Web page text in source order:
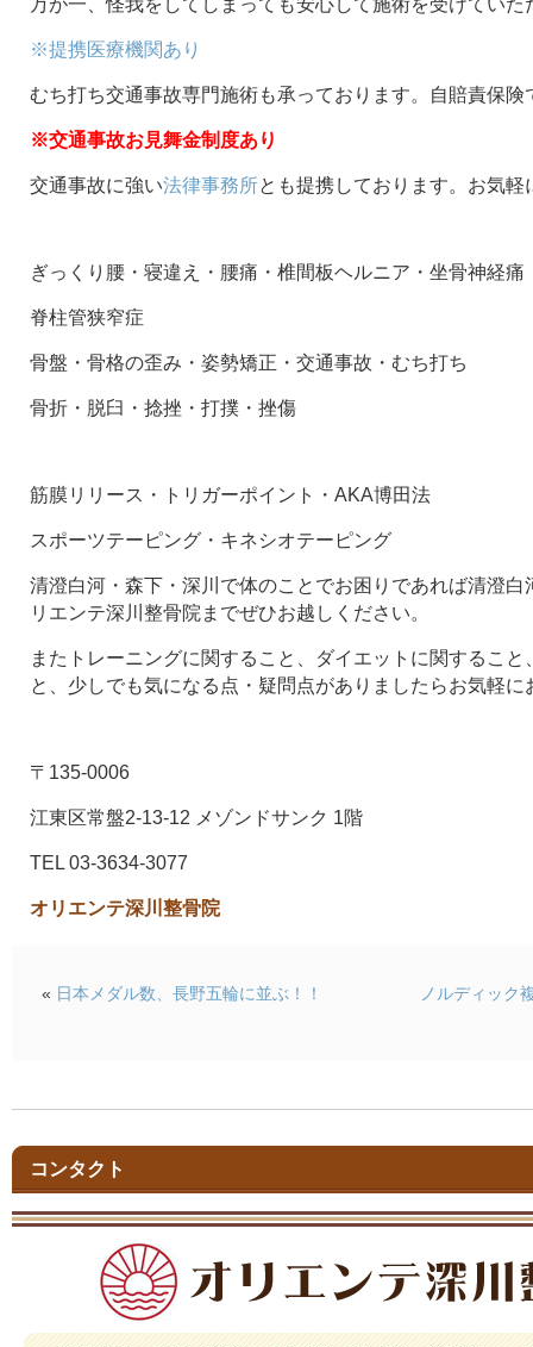
万が一、怪我をしてしまっても安心して施術を受けていた
※提携医療機関あり
むち打ち交通事故専門施術も承っております。自賠責保険
※交通事故お見舞金制度あり
交通事故に強い法律事務所とも提携しております。お気軽
ぎっくり腰・寝違え・腰痛・椎間板ヘルニア・坐骨神経痛
脊柱管狭窄症
骨盤・骨格の歪み・姿勢矯正・交通事故・むち打ち
骨折・脱臼・捻挫・打撲・挫傷
筋膜リリース・トリガーポイント・AKA博田法
スポーツテーピング・キネシオテーピング
清澄白河・森下・深川で体のことでお困りであれば清澄
リエンテ深川整骨院までぜひお越しください。
またトレーニングに関すること、ダイエットに関するこ
と、少しでも気になる点・疑問点がありましたらお気軽に
〒135-0006
江東区常盤2-13-12 メゾンドサンク 1階
TEL 03-3634-3077
オリエンテ深川整骨院
ノルディック
« 日本メダル数、長野五輪に並ぶ！！
コンタクト